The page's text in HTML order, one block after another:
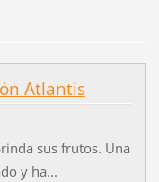
Atlantis
sus frutos. Una
y ha...